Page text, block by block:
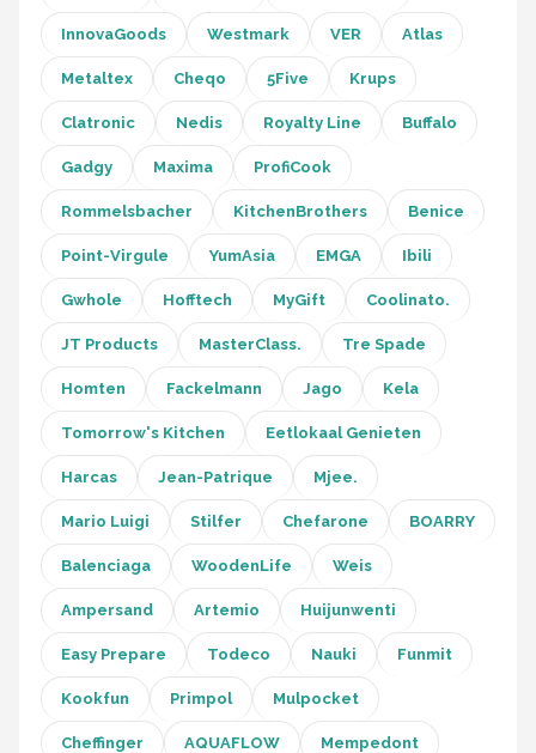
InnovaGoods Westmark VER Atlas
Metaltex Cheqo 5Five Krups
Clatronic Nedis Royalty Line Buffalo
Gadgy Maxima ProfiCook
Rommelsbacher KitchenBrothers Benice
Point-Virgule YumAsia EMGA Ibili
Gwhole Hofftech MyGift Coolinato.
JT Products MasterClass. Tre Spade
Homten Fackelmann Jago Kela
Tomorrow's Kitchen Eetlokaal Genieten
Harcas Jean-Patrique Mjee.
Mario Luigi Stilfer Chefarone BOARRY
Balenciaga WoodenLife Weis
Ampersand Artemio Huijunwenti
Easy Prepare Todeco Nauki Funmit
Kookfun Primpol Mulpocket
Cheffinger AQUAFLOW Mempedont